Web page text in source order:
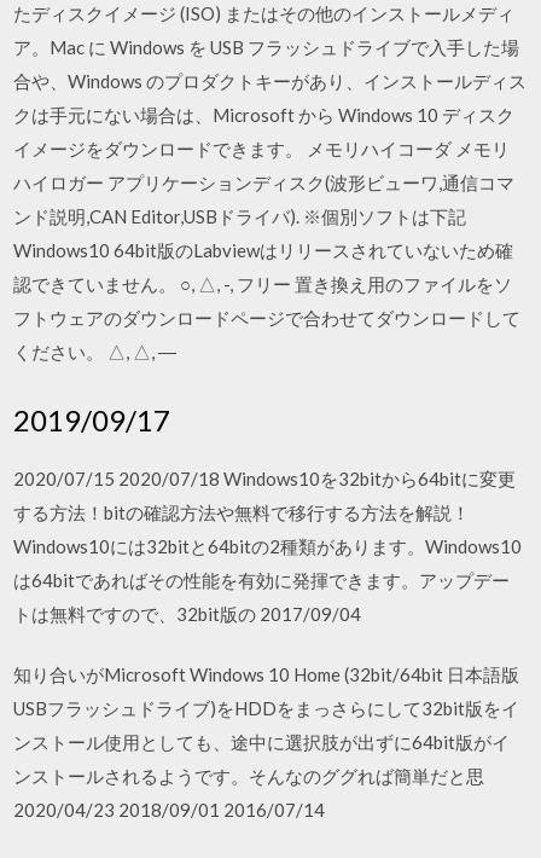
たディスクイメージ (ISO) またはその他のインストールメディ
ア。Mac に Windows を USB フラッシュドライブで入手した場
合や、Windows のプロダクトキーがあり、インストールディス
クは手元にない場合は、Microsoft から Windows 10 ディスク
イメージをダウンロードできます。 メモリハイコーダ メモリ
ハイロガー アプリケーションディスク(波形ビューワ,通信コマ
ンド説明,CAN Editor,USBドライバ). ※個別ソフトは下記
Windows10 64bit版のLabviewはリリースされていないため確
認できていません。 ○, △, -, フリー 置き換え用のファイルをソ
フトウェアのダウンロードページで合わせてダウンロードして
ください。 △, △, ―
2019/09/17
2020/07/15 2020/07/18 Windows10を32bitから64bitに変更
する方法！bitの確認方法や無料で移行する方法を解説！
Windows10には32bitと64bitの2種類があります。Windows10
は64bitであればその性能を有効に発揮できます。アップデー
トは無料ですので、32bit版の 2017/09/04
知り合いがMicrosoft Windows 10 Home (32bit/64bit 日本語版
USBフラッシュドライブ)をHDDをまっさらにして32bit版をイ
ンストール使用としても、途中に選択肢が出ずに64bit版がイ
ンストールされるようです。そんなのググれば簡単だと思
2020/04/23 2018/09/01 2016/07/14